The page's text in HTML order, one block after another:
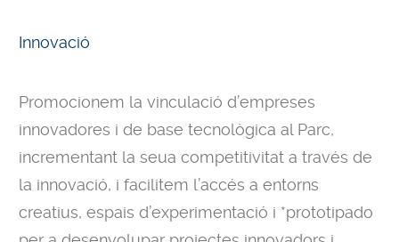
Innovació
Promocionem la vinculació d’empreses
innovadores i de base tecnològica al Parc,
incrementant la seua competitivitat a través de
la innovació, i facilitem l’accés a entorns
creatius, espais d’experimentació i *prototipado